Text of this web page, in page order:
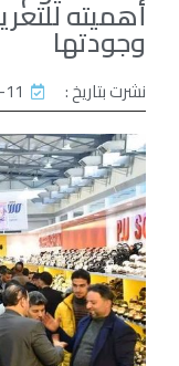
أهميته
وجودتها
نشرت بتاريخ :